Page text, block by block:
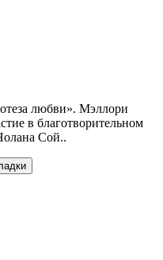
любви». Мэллори
в благотворительном
Сой..